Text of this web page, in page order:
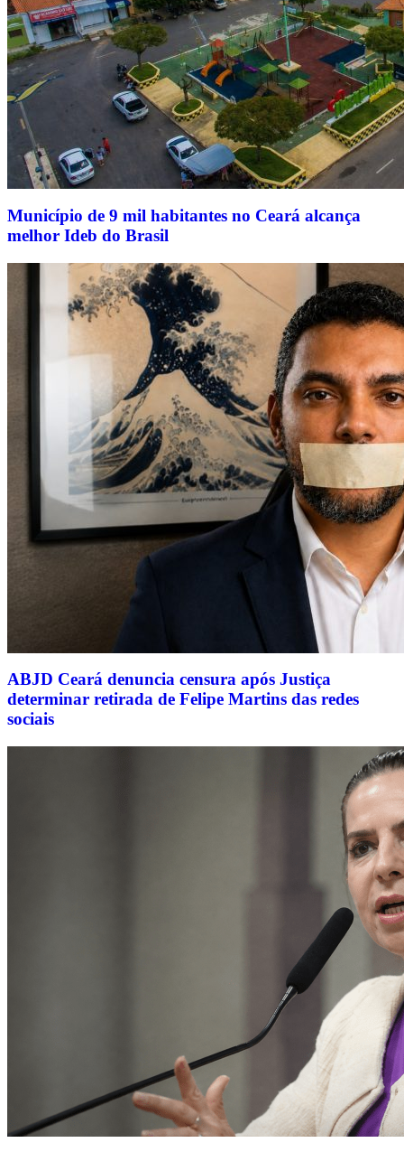
Município de 9 mil habitantes no Ceará alcança
melhor Ideb do Brasil
ABJD Ceará denuncia censura após Justiça
determinar retirada de Felipe Martins das redes
sociais